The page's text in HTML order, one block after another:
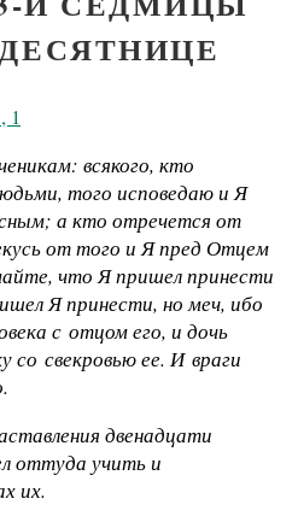
1
всякого, кто
того исповедаю и Я
а кто отречется от
от того и Я пред Отцем
что Я пришел принести
Я принести, но меч, ибо
с отцом его, и дочь
со свекровью ее. И враги
двенадцати
оттуда учить и
их.